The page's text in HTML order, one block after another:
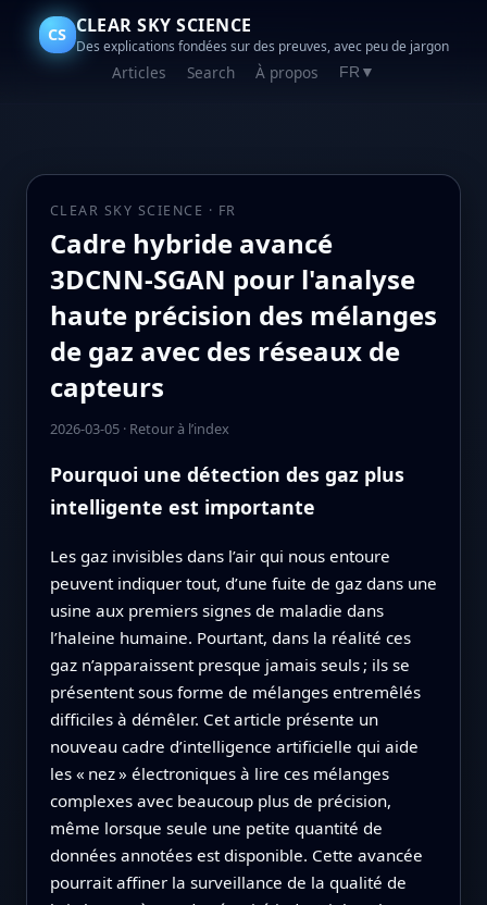
CS CLEAR SKY SCIENCE
Des explications fondées sur des preuves, avec peu de jargon
Articles Search À propos FR ▼
CLEAR SKY SCIENCE · FR
Cadre hybride avancé
3DCNN-SGAN pour l'analyse
haute précision des mélanges
de gaz avec des réseaux de
capteurs
2026-03-05· Retour à l’index
Pourquoi une détection des gaz plus
intelligente est importante
Les gaz invisibles dans l’air qui nous entoure
peuvent indiquer tout, d’une fuite de gaz dans une
usine aux premiers signes de maladie dans
l’haleine humaine. Pourtant, dans la réalité ces
gaz n’apparaissent presque jamais seuls ; ils se
présentent sous forme de mélanges entremêlés
difficiles à démêler. Cet article présente un
nouveau cadre d’intelligence artificielle qui aide
les « nez » électroniques à lire ces mélanges
complexes avec beaucoup plus de précision,
même lorsque seule une petite quantité de
données annotées est disponible. Cette avancée
pourrait affiner la surveillance de la qualité de